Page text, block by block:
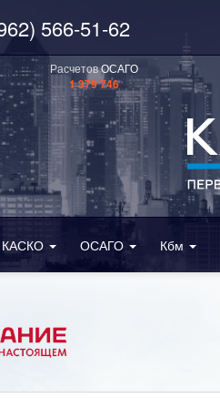
566-51-62
РасчетовОСАГО
1 379 746
КАСКО ОСАГО Кбм